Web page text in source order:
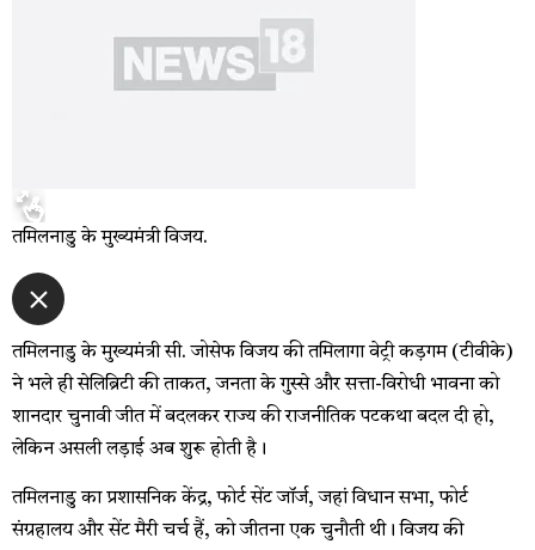
तमिलनाडु के मुख्यमंत्री विजय.
तमिलनाडु के मुख्यमंत्री सी. जोसेफ विजय की तमिलागा वेट्री कड़गम (टीवीके)
ने भले ही सेलिब्रिटी की ताकत, जनता के गुस्से और सत्ता-विरोधी भावना को
शानदार चुनावी जीत में बदलकर राज्य की राजनीतिक पटकथा बदल दी हो,
लेकिन असली लड़ाई अब शुरू होती है।
तमिलनाडु का प्रशासनिक केंद्र, फोर्ट सेंट जॉर्ज, जहां विधान सभा, फोर्ट
संग्रहालय और सेंट मैरी चर्च हैं, को जीतना एक चुनौती थी। विजय की